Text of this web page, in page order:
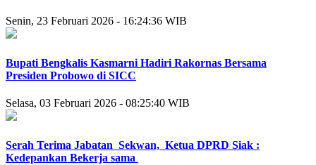
Senin, 23 Februari 2026 - 16:24:36 WIB
Bupati Bengkalis Kasmarni Hadiri Rakornas Bersama
Presiden Probowo di SICC
Selasa, 03 Februari 2026 - 08:25:40 WIB
Serah Terima Jabatan Sekwan, Ketua DPRD Siak :
Kedepankan Bekerja sama